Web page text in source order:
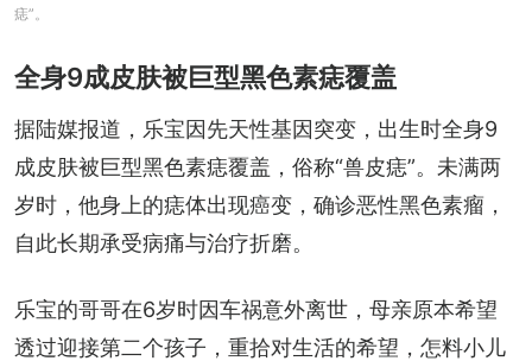
痣”。
全身9成皮肤被巨型黑色素痣覆盖
据陆媒报道，乐宝因先天性基因突变，出生时全身9
成皮肤被巨型黑色素痣覆盖，俗称“兽皮痣”。未满两
岁时，他身上的痣体出现癌变，确诊恶性黑色素瘤，
自此长期承受病痛与治疗折磨。
乐宝的哥哥在6岁时因车祸意外离世，母亲原本希望
透过迎接第二个孩子，重拾对生活的希望，怎料小儿